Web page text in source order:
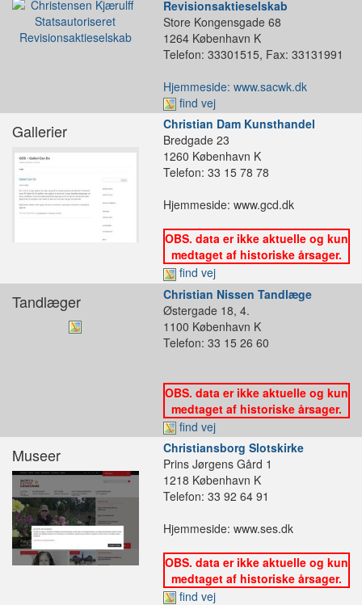
Revisionsaktieselskab
Store Kongensgade 68
1264 København K
Telefon: 33301515, Fax: 33131991
Hjemmeside: www.sacwk.dk
find vej
Gallerier
Christian Dam Kunsthandel
Bredgade 23
1260 København K
Telefon: 33 15 78 78
Hjemmeside: www.gcd.dk
OBS. data er ikke aktuelle og kun
medtaget af historiske årsager.
find vej
Tandlæger
Christian Nissen Tandlæge
Østergade 18, 4.
1100 København K
Telefon: 33 15 26 60
OBS. data er ikke aktuelle og kun
medtaget af historiske årsager.
find vej
Museer
Christiansborg Slotskirke
Prins Jørgens Gård 1
1218 København K
Telefon: 33 92 64 91
Hjemmeside: www.ses.dk
OBS. data er ikke aktuelle og kun
medtaget af historiske årsager.
find vej